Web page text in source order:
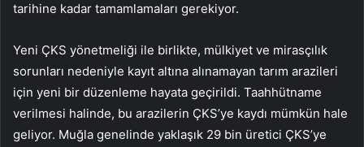
tarihine kadar tamamlamaları gerekiyor.
Yeni ÇKS yönetmeliği ile birlikte, mülkiyet ve mirasçılık
sorunları nedeniyle kayıt altına alınamayan tarım arazileri
için yeni bir düzenleme hayata geçirildi. Taahhütname
verilmesi halinde, bu arazilerin ÇKS’ye kaydı mümkün hale
geliyor. Muğla genelinde yaklaşık 29 bin üretici ÇKS’ye